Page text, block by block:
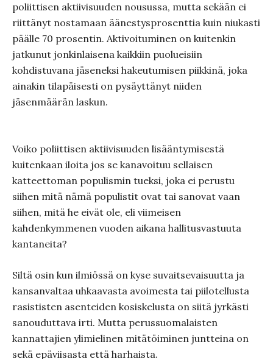
poliittisen aktiivisuuden nousussa, mutta sekään ei
riittänyt nostamaan äänestysprosenttia kuin niukasti
päälle 70 prosentin. Aktivoituminen on kuitenkin
jatkunut jonkinlaisena kaikkiin puolueisiin
kohdistuvana jäseneksi hakeutumisen piikkinä, joka
ainakin tilapäisesti on pysäyttänyt niiden
jäsenmäärän laskun.
Voiko poliittisen aktiivisuuden lisääntymisestä
kuitenkaan iloita jos se kanavoituu sellaisen
katteettoman populismin tueksi, joka ei perustu
siihen mitä nämä populistit ovat tai sanovat vaan
siihen, mitä he eivät ole, eli viimeisen
kahdenkymmenen vuoden aikana hallitusvastuuta
kantaneita?
Siltä osin kun ilmiössä on kyse suvaitsevaisuutta ja
kansanvaltaa uhkaavasta avoimesta tai piilotellusta
rasististen asenteiden kosiskelusta on siitä jyrkästi
sanouduttava irti. Mutta perussuomalaisten
kannattajien ylimielinen mitätöiminen juntteina on
sekä epäviisasta että harhaista.